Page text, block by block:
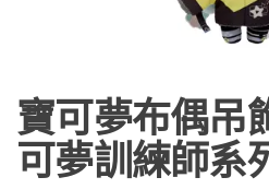
寶可夢布偶吊
可夢訓練師系